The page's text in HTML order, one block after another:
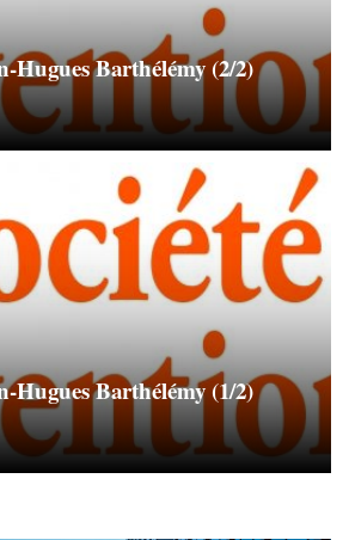
Hugues Barthélémy (2/2)
Hugues Barthélémy (1/2)